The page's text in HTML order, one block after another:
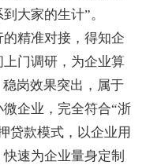
大家的生计”。
精准对接，得知企
门调研，为企业算
岗效果突出，属于
企业，完全符合“浙
贷款模式，以企业用
速为企业量身定制